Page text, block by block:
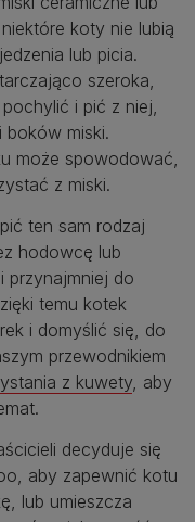
koty nie lubią
lub picia.
szeroka,
i pić z niej,
boków miski.
może spowodować,
z miski.
ten sam rodzaj
hodowcę lub
przynajmniej do
temu kotek
i domyślić się, do
przewodnikiem
z kuwety , aby
decyduje się
aby zapewnić kotu
lub umieszcza